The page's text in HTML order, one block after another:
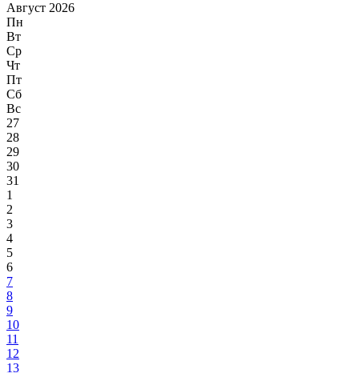
Август 2026
Пн
Вт
Ср
Чт
Пт
Сб
Вс
27
28
29
30
31
1
2
3
4
5
6
7
8
9
10
11
12
13